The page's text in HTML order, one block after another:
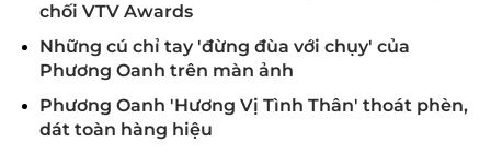
chối VTV Awards
Những cú chỉ tay 'đừng đùa với chụy' của
Phương Oanh trên màn ảnh
Phương Oanh 'Hương Vị Tình Thân' thoát phèn,
dát toàn hàng hiệu